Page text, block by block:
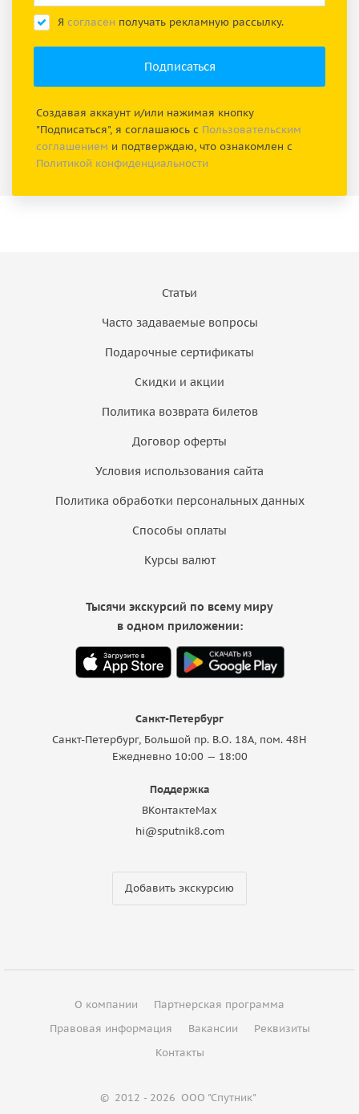
Я согласен получать рекламную рассылку.
Создавая аккаунт и/или нажимая кнопку
"Подписаться", я соглашаюсь с Пользовательским
соглашением и подтверждаю, что ознакомлен с
Политикой конфиденциальности
Статьи
Часто задаваемые вопросы
Подарочные сертификаты
Скидки и акции
Политика возврата билетов
Договор оферты
Условия использования сайта
Политика обработки персональных данных
Способы оплаты
Курсы валют
Санкт-Петербург
Санкт-Петербург, Большой пр. В.О. 18A, пом. 48Н
Ежедневно 10:00 — 18:00
Поддержка
ВКонтактеMax
hi@sputnik8.com
Добавить экскурсию
Тысячи экскурсий по всему миру
в одном приложении:
О компании
Партнерская программа
Правовая информация
Вакансии
Реквизиты
Контакты
© 2012 - 2026 ООО "Спутник"